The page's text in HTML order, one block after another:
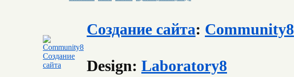
Создание сайта: Community8
Design: Laboratory8